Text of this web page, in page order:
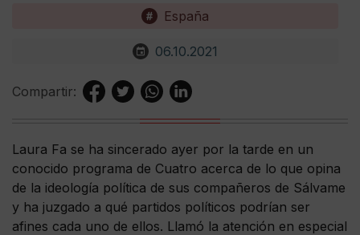
España
06.10.2021
Compartir:
Laura Fa se ha sincerado ayer por la tarde en un
conocido programa de Cuatro acerca de lo que opina
de la ideología política de sus compañeros de Sálvame
y ha juzgado a qué partidos políticos podrían ser
afines cada uno de ellos. Llamó la atención en especial